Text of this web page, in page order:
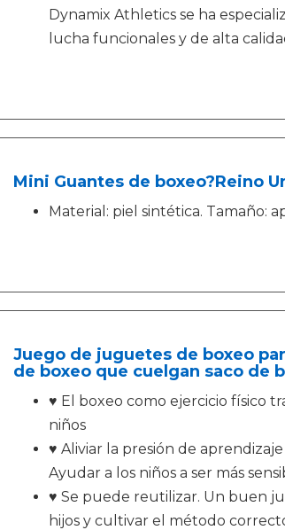
Dynamix Athletics se ha
lucha funcionales y de alta
Mini Guantes de boxeo?Reino
Material: piel sintética. Tamaño:
Juego de juguetes de boxeo
de boxeo que cuelgan saco de
♥ El boxeo como ejercicio físico
niños
♥ Aliviar la presión de
Ayudar a los niños a ser más
♥ Se puede reutilizar. Un buen
hijos y cultivar el método